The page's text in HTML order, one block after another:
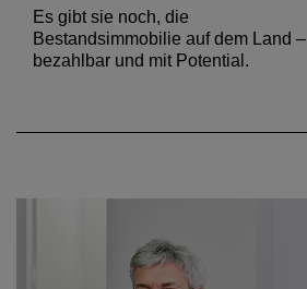
Es gibt sie noch, die
Bestandsimmobilie auf dem Land –
bezahlbar und mit Potential.